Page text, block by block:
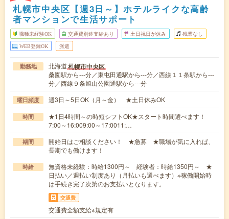
札幌市中央区【週3日～】ホテルライクな高齢
者マンションで生活サポート
職種未経験OK 交通費別途支給あり 土日祝日が休み 残業なし
WEB登録OK 派遣
勤務地 北海道札幌市中央区
桑園駅から---分／東屯田通駅から---分／西線１１条駅から---
分／西線９条旭山公園通駅から---分
曜日頻度 週3日～5日OK（月～金） ★土日休みOK
時間
★1日4時間～の時短シフトOK★スタート時間選べます！
7:00～16:009:00～17:0011:…
期間
開始日はご相談ください！ ★急募 ★職場が気に入れば、
長期でも働けます！
時給
無資格未経験：時給1300円～ 経験者：時給1350円～ ★
日払い／週払い制度あり（月払いも選べます）※稼働開始時
は手続き完了次第のお支払いとなります。
交通費
交通費全額支給※規定有